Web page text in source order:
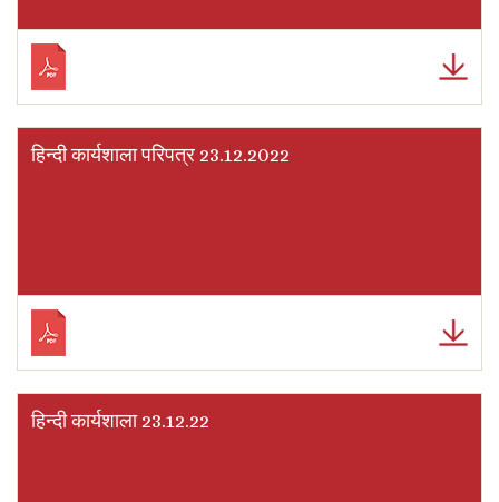
हिन्दी कार्यशाला परिपत्र 23.12.2022
हिन्दी कार्यशाला 23.12.22